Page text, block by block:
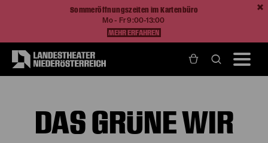
Sommeröffnungszeiten im Kartenbüro
Mo - Fr 9:00-13:00
MEHR ERFAHREN
DAS GRÜNE WIR